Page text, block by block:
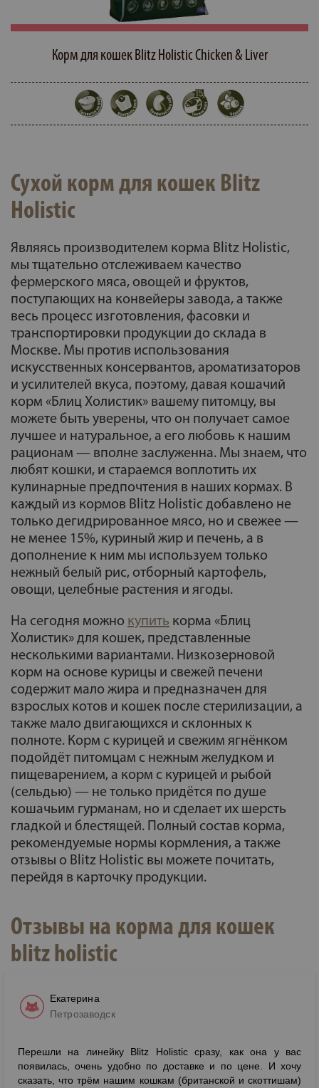
Корм для кошек Blitz Holistic Chicken & Liver
Сухой корм для кошек Blitz
Holistic
Являясь производителем корма Blitz Holistic,
мы тщательно отслеживаем качество
фермерского мяса, овощей и фруктов,
поступающих на конвейеры завода, а также
весь процесс изготовления, фасовки и
транспортировки продукции до склада в
Москве. Мы против использования
искусственных консервантов, ароматизаторов
и усилителей вкуса, поэтому, давая кошачий
корм «Блиц Холистик» вашему питомцу, вы
можете быть уверены, что он получает самое
лучшее и натуральное, а его любовь к нашим
рационам — вполне заслуженна. Мы знаем, что
любят кошки, и стараемся воплотить их
кулинарные предпочтения в наших кормах. В
каждый из кормов Blitz Holistic добавлено не
только дегидрированное мясо, но и свежее —
не менее 15%, куриный жир и печень, а в
дополнение к ним мы используем только
нежный белый рис, отборный картофель,
овощи, целебные растения и ягоды.
На сегодня можно купить корма «Блиц
Холистик» для кошек, представленные
несколькими вариантами. Низкозерновой
корм на основе курицы и свежей печени
содержит мало жира и предназначен для
взрослых котов и кошек после стерилизации, а
также мало двигающихся и склонных к
полноте. Корм с курицей и свежим ягнёнком
подойдёт питомцам с нежным желудком и
пищеварением, а корм с курицей и рыбой
(сельдью) — не только придётся по душе
кошачьим гурманам, но и сделает их шерсть
гладкой и блестящей. Полный состав корма,
рекомендуемые нормы кормления, а также
отзывы о Blitz Holistic вы можете почитать,
перейдя в карточку продукции.
Отзывы на корма для кошек
blitz holistic
Екатерина
Петрозаводск
Перешли на линейку Blitz Holistic сразу, как она у вас
появилась, очень удобно по доставке и по цене. И хочу
сказать, что трём нашим кошкам (британской и скоттишам)